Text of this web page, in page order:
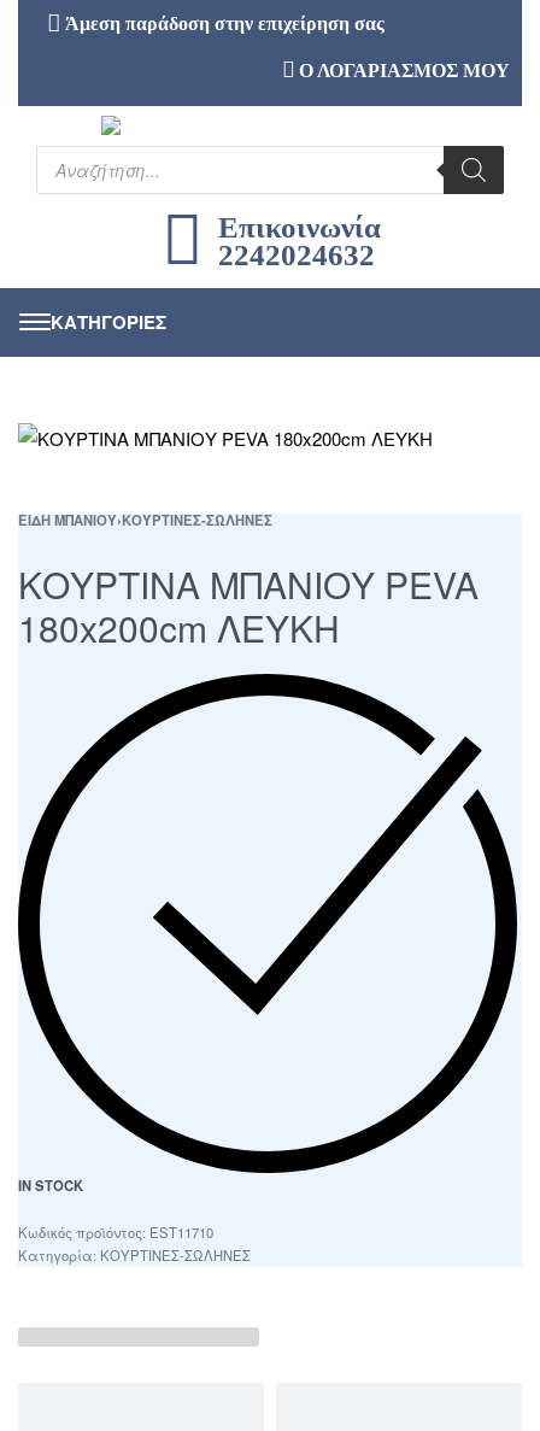
Άμεση παράδοση στην επιχείρηση σας
Ο ΛΟΓΑΡΙΑΣΜΟΣ ΜΟΥ
Επικοινωνία
2242024632
ΕΙΔΗ ΜΠΑΝΙΟΥ›ΚΟΥΡΤΙΝΕΣ-ΣΩΛΗΝΕΣ
ΚΟΥΡΤΙΝΑ ΜΠΑΝΙΟΥ PEVA
180x200cm ΛΕΥΚΗ
IN STOCK
EST11710
Κατηγορία: ΚΟΥΡΤΙΝΕΣ-ΣΩΛΗΝΕΣ